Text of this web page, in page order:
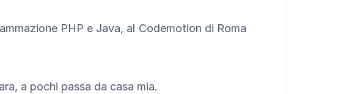
PHP e Java, al Codemotion di Roma
a pochi passa da casa mia.